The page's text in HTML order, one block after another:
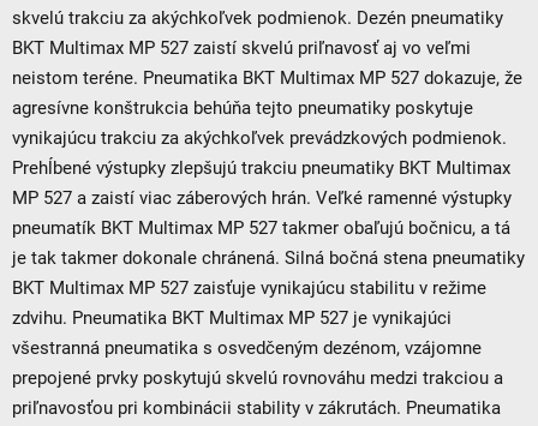
skvelú trakciu za akýchkoľvek podmienok. Dezén pneumatiky
BKT Multimax MP 527 zaistí skvelú priľnavosť aj vo veľmi
neistom teréne. Pneumatika BKT Multimax MP 527 dokazuje, že
agresívne konštrukcia behúňa tejto pneumatiky poskytuje
vynikajúcu trakciu za akýchkoľvek prevádzkových podmienok.
Prehĺbené výstupky zlepšujú trakciu pneumatiky BKT Multimax
MP 527 a zaistí viac záberových hrán. Veľké ramenné výstupky
pneumatík BKT Multimax MP 527 takmer obaľujú bočnicu, a tá
je tak takmer dokonale chránená. Silná bočná stena pneumatiky
BKT Multimax MP 527 zaisťuje vynikajúcu stabilitu v režime
zdvihu. Pneumatika BKT Multimax MP 527 je vynikajúci
všestranná pneumatika s osvedčeným dezénom, vzájomne
prepojené prvky poskytujú skvelú rovnováhu medzi trakciou a
priľnavosťou pri kombinácii stability v zákrutách. Pneumatika